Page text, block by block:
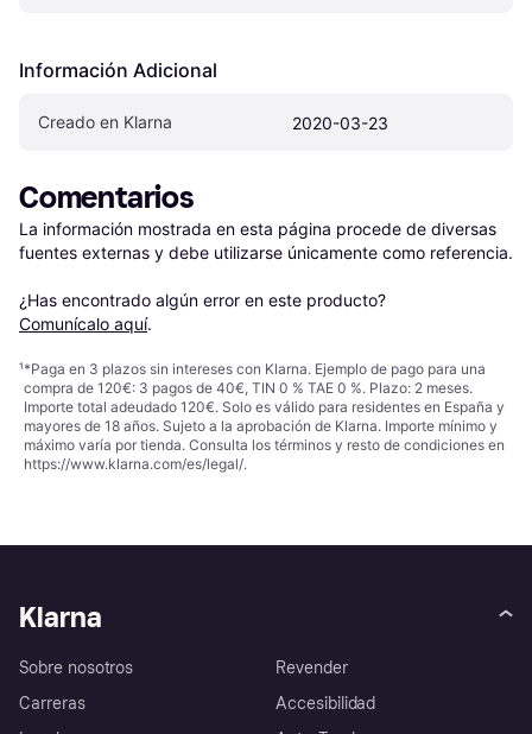
Información Adicional
Creado en Klarna 2020-03-23
Comentarios
La información mostrada en esta página procede de diversas
fuentes externas y debe utilizarse únicamente como referencia.
¿Has encontrado algún error en este producto?
Comunícalo aquí.
¹*Paga en 3 plazos sin intereses con Klarna. Ejemplo de pago para una
compra de 120€: 3 pagos de 40€, TIN 0 % TAE 0 %. Plazo: 2 meses.
Importe total adeudado 120€. Solo es válido para residentes en España y
mayores de 18 años. Sujeto a la aprobación de Klarna. Importe mínimo y
máximo varía por tienda. Consulta los términos y resto de condiciones en
https://www.klarna.com/es/legal/.
Klarna
Sobre nosotros
Carreras
Revender
Accesibilidad